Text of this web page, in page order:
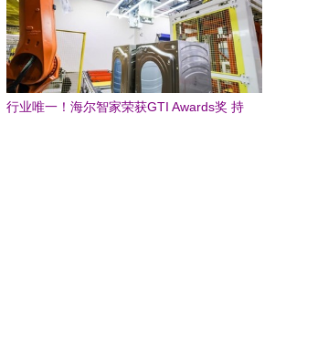
行业唯一！海尔智家荣获GTI Awards奖 持